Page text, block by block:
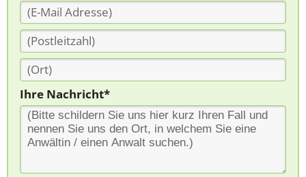
Ihre Nachricht*